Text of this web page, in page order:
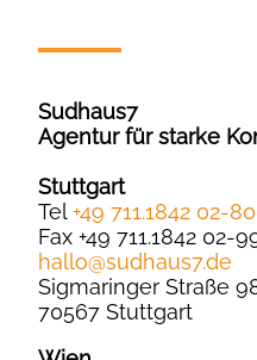
Sudhaus7
Agentur für starke
Stuttgart
Tel +49 711.1842 02-80
Fax +49 711.1842 02-
hallo@sudhaus7.de
Sigmaringer Straße
70567 Stuttgart